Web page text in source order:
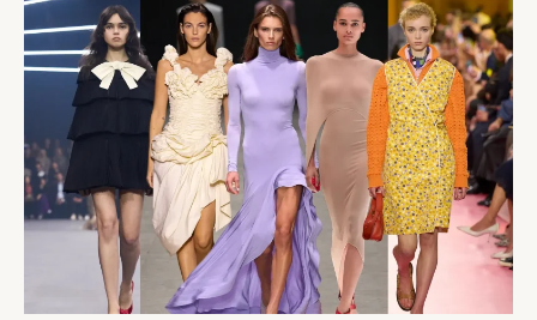
de
2026:
confira
calendário
completo